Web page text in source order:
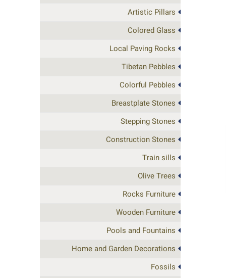
Artistic Pillars
Colored Glass
Local Paving Rocks
Tibetan Pebbles
Colorful Pebbles
Breastplate Stones
Stepping Stones
Construction Stones
Train sills
Olive Trees
Rocks Furniture
Wooden Furniture
Pools and Fountains
Home and Garden Decorations
Fossils